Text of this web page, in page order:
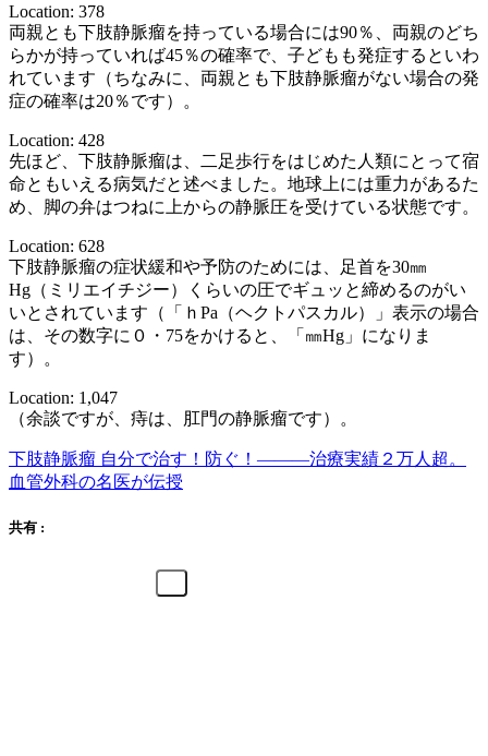
Location: 378
両親とも下肢静脈瘤を持っている場合には90％、両親のどち
らかが持っていれば45％の確率で、子どもも発症するといわ
れています（ちなみに、両親とも下肢静脈瘤がない場合の発
症の確率は20％です）。
Location: 428
先ほど、下肢静脈瘤は、二足歩行をはじめた人類にとって宿
命ともいえる病気だと述べました。地球上には重力があるた
め、脚の弁はつねに上からの静脈圧を受けている状態です。
Location: 628
下肢静脈瘤の症状緩和や予防のためには、足首を30㎜
Hg（ミリエイチジー）くらいの圧でギュッと締めるのがい
いとされています（「ｈPa（ヘクトパスカル）」表示の場合
は、その数字に０・75をかけると、「㎜Hg」になりま
す）。
Location: 1,047
（余談ですが、痔は、肛門の静脈瘤です）。
下肢静脈瘤 自分で治す！防ぐ！―――治療実績２万人超。
血管外科の名医が伝授
共有 :